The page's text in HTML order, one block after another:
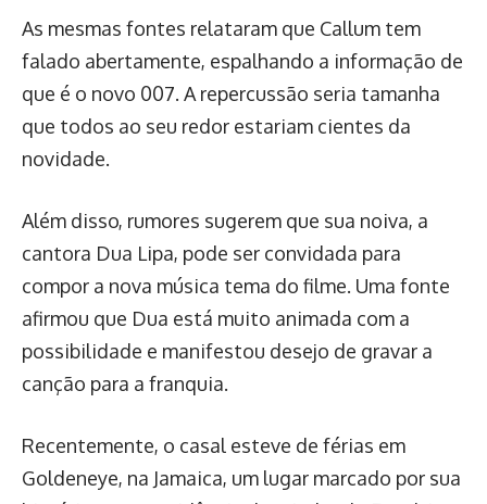
As mesmas fontes relataram que Callum tem
falado abertamente, espalhando a informação de
que é o novo 007. A repercussão seria tamanha
que todos ao seu redor estariam cientes da
novidade.
Além disso, rumores sugerem que sua noiva, a
cantora Dua Lipa, pode ser convidada para
compor a nova música tema do filme. Uma fonte
afirmou que Dua está muito animada com a
possibilidade e manifestou desejo de gravar a
canção para a franquia.
Recentemente, o casal esteve de férias em
Goldeneye, na Jamaica, um lugar marcado por sua